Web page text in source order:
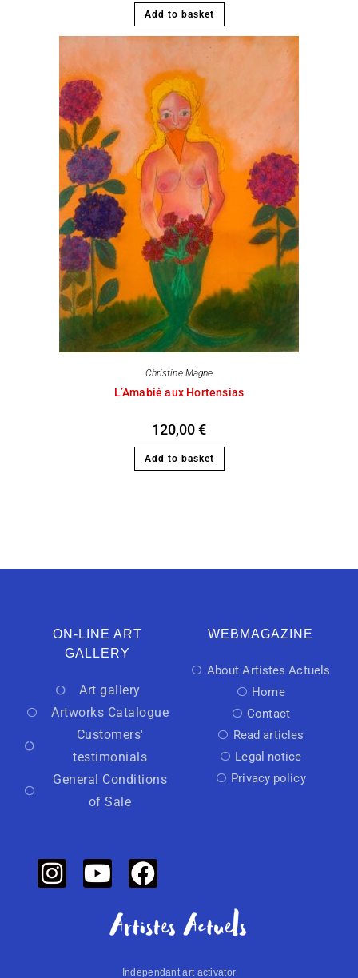
Add to basket
Christine Magne
L’Amabié aux Hortensias
120,00€
Add to basket
ON-LINE ART
GALLERY
Art gallery
Artworks Catalogue
Customers'
testimonials
General Conditions
of Sale
WEBMAGAZINE
About Artistes Actuels
Home
Contact
Read articles
Legal notice
Privacy policy
Independant art activator